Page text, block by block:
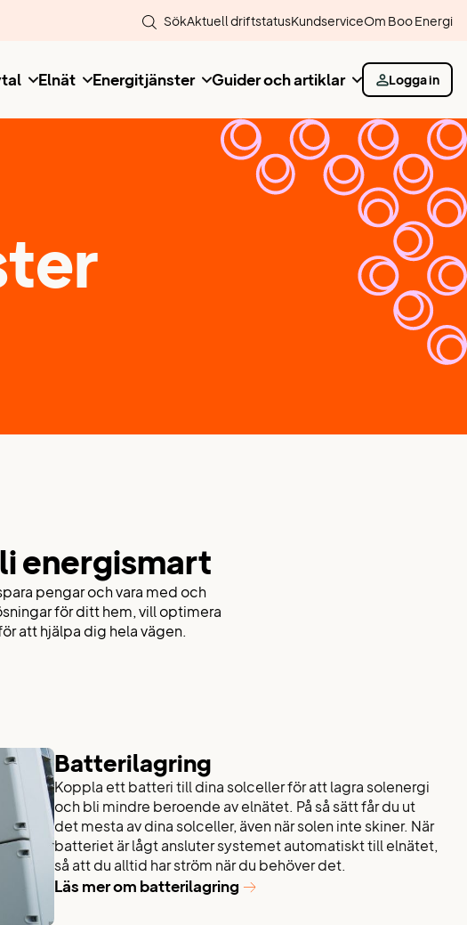
SökAktuell driftstatusKundserviceOm Boo Energi
Elnät Energitjänster Guider och artiklar Logga in
energismart
pengar och vara med och
för ditt hem, vill optimera
att hjälpa dig hela vägen.
Batterilagring
Koppla ett batteri till dina solceller för att lagra solenergi
och bli mindre beroende av elnätet. På så sätt får du ut
det mesta av dina solceller, även när solen inte skiner. När
batteriet är lågt ansluter systemet automatiskt till elnätet,
så att du alltid har ström när du behöver det.
Läs mer om batterilagring